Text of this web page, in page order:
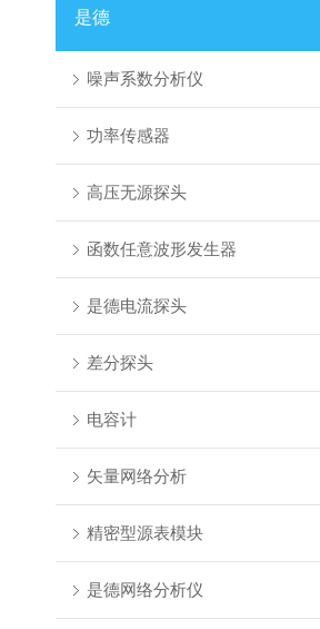
是德
噪声系数分析仪
功率传感器
高压无源探头
函数任意波形发生器
是德电流探头
差分探头
电容计
矢量网络分析
精密型源表模块
是德网络分析仪